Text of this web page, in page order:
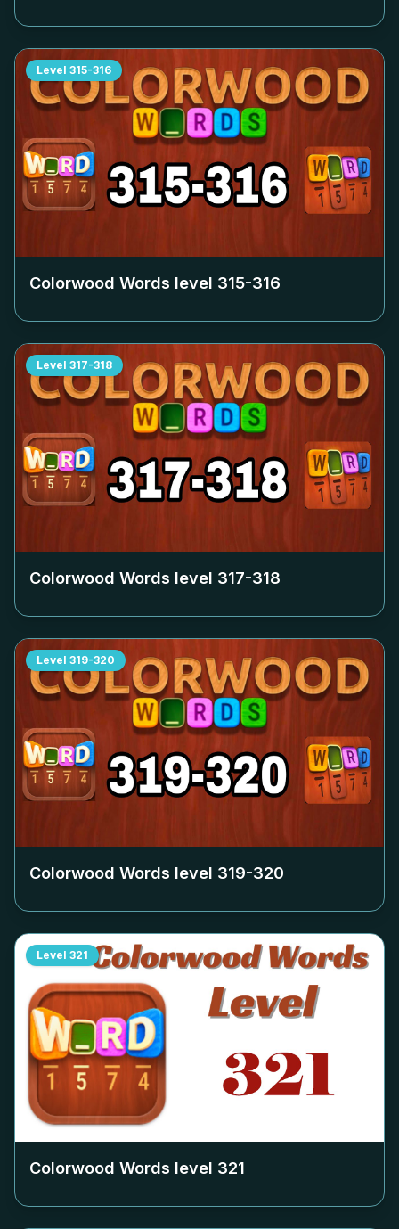
Level 315-316
Colorwood Words level 315-316
Level 317-318
Colorwood Words level 317-318
Level 319-320
Colorwood Words level 319-320
Level 321
Colorwood Words level 321